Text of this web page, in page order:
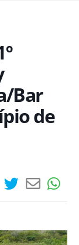
Bar
de